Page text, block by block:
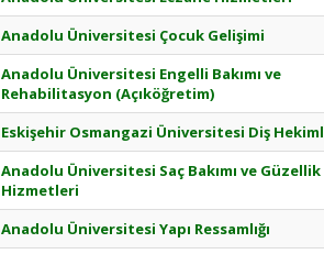
Anadolu Üniversitesi Çocuk Gelişimi
Anadolu Üniversitesi Engelli Bakımı ve
Rehabilitasyon (Açıköğretim)
Eskişehir Osmangazi Üniversitesi Diş
Anadolu Üniversitesi Saç Bakımı ve Güzellik
Hizmetleri
Anadolu Üniversitesi Yapı Ressamlığı